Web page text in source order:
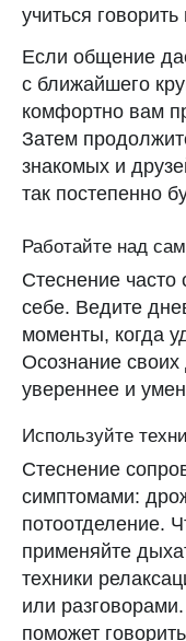
учиться
Если общение
с ближайшего
комфортно вам
Затем
знакомых и
так постепенно
Работайте над
Стеснение часто
себе. Ведите
моменты, когда
Осознание своих
увереннее и
Используйте
Стеснение
симптомами:
потоотделение.
применяйте
техники
или
поможет
Скачивайте